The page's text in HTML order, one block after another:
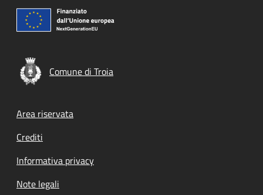
Comune di Troia
Footer menu
Area riservata
Crediti
Informativa privacy
Note legali